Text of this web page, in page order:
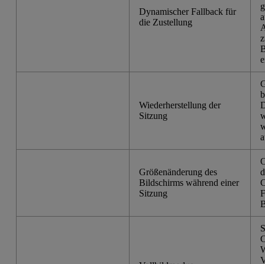
Dynamischer Fallback für
die Zustellung
Wiederherstellung der
Sitzung
Größenänderung des
Bildschirms während einer
Sitzung